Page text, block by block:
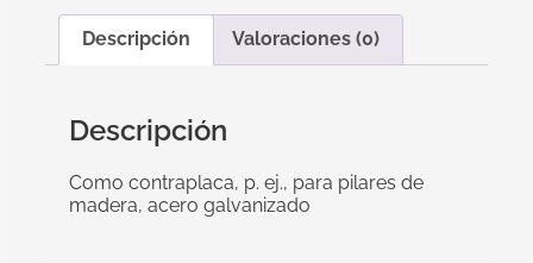
Descripción Valoraciones (0)
Descripción
Como contraplaca, p. ej., para pilares de
madera, acero galvanizado